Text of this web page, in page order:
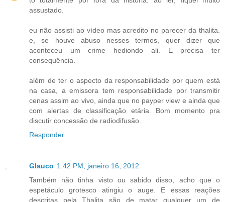
assustado.
eu não assisti ao vídeo mas acredito no parecer da thalita.
e, se houve abuso nesses termos, quer dizer que
aconteceu um crime hediondo ali. E precisa ter
consequência.
além de ter o aspecto da responsabilidade por quem está
na casa, a emissora tem responsabilidade por transmitir
cenas assim ao vivo, ainda que no payper view e ainda que
com alertas de classificação etária. Bom momento pra
discutir concessão de radiodifusão.
Responder
Glauco 1:42 PM, janeiro 16, 2012
Também não tinha visto ou sabido disso, acho que o
espetáculo grotesco atingiu o auge. E essas reações
descritas pela Thalita são de matar qualquer um de